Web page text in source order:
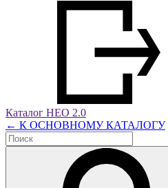
Каталог НЕО 2.0
← К ОСНОВНОМУ КАТАЛОГУ